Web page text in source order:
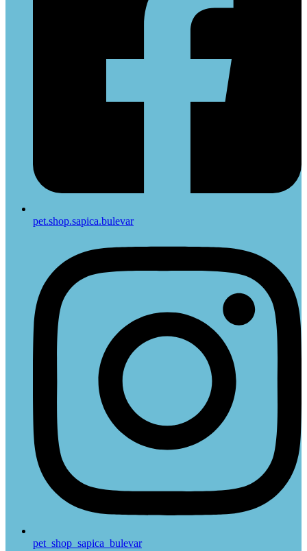
pet.shop.sapica.bulevar
pet_shop_sapica_bulevar